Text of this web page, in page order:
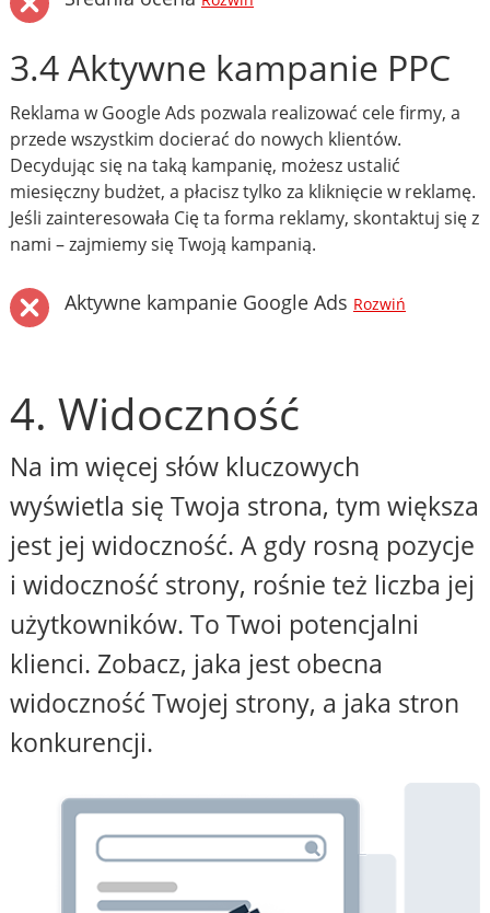
3.4 Aktywne kampanie PPC
Reklama w Google Ads pozwala realizować cele firmy, a
przede wszystkim docierać do nowych klientów.
Decydując się na taką kampanię, możesz ustalić
miesięczny budżet, a płacisz tylko za kliknięcie w reklamę.
Jeśli zainteresowała Cię ta forma reklamy, skontaktuj się z
nami – zajmiemy się Twoją kampanią.
Aktywne kampanie Google Ads Rozwiń
4. Widoczność
Na im więcej słów kluczowych
wyświetla się Twoja strona, tym większa
jest jej widoczność. A gdy rosną pozycje
i widoczność strony, rośnie też liczba jej
użytkowników. To Twoi potencjalni
klienci. Zobacz, jaka jest obecna
widoczność Twojej strony, a jaka stron
konkurencji.